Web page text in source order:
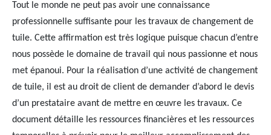
Tout le monde ne peut pas avoir une connaissance
professionnelle suffisante pour les travaux de changement de
tuile. Cette affirmation est très logique puisque chacun d’entre
nous possède le domaine de travail qui nous passionne et nous
met épanoui. Pour la réalisation d’une activité de changement
de tuile, il est au droit de client de demander d’abord le devis
d’un prestataire avant de mettre en œuvre les travaux. Ce
document détaille les ressources financières et les ressources